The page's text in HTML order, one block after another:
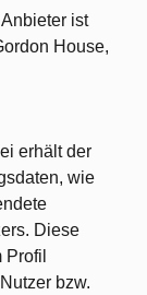
ist
House,
erhält der
wie
Diese
bzw.